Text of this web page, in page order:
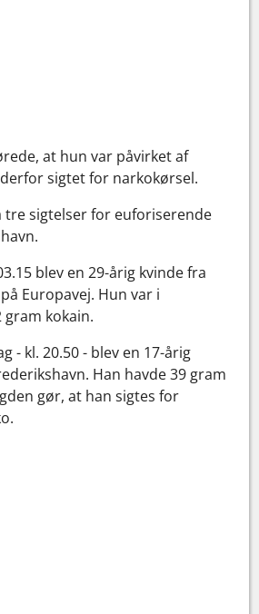
at hun var påvirket af
sigtet for narkokørsel.
tre sigtelser for euforiserende
blev en 29-årig kvinde fra
Europavej. Hun var i
gram kokain.
- kl. 20.50 - blev en 17-årig
Han havde 39 gram
gør, at han sigtes for